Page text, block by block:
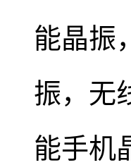
能晶振
振，无
能手机